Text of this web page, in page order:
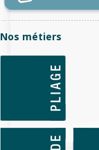
Nos métiers